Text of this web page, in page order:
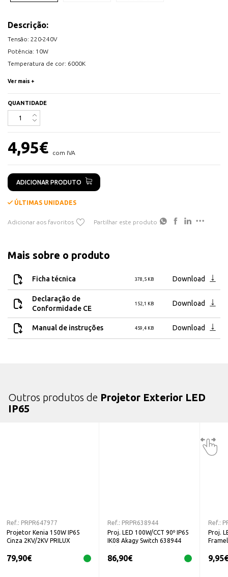
Descrição:
Tensão: 220-240V
Potência: 10W
Temperatura de cor: 6000K
Cor: Preto
Corpo em alumínio
Frontal em plástico
Conetor de ligação incluído
Ver mais +
QUANTIDADE
4,95€ com IVA
ADICIONAR PRODUTO
ÚLTIMAS UNIDADES
Adicionar aos favoritos Partilhar este produto
Mais sobre o produto
Ficha técnica 378,5 KB Download
Declaração de
Conformidade CE
152,1 KB Download
Manual de instruções 459,4 KB Download
Outros produtos de Projetor Exterior LED
IP65
Ref.: PRPR647977
Projetor Kenia 150W IP65
Cinza 2KV/2KV PRILUX
79,90€
Ref.: PRPR638944
Proj. LED 100W/CCT 90º IP65
IK08 Akagy Switch 638944
86,90€
Ref.:
Proj.
9,95€